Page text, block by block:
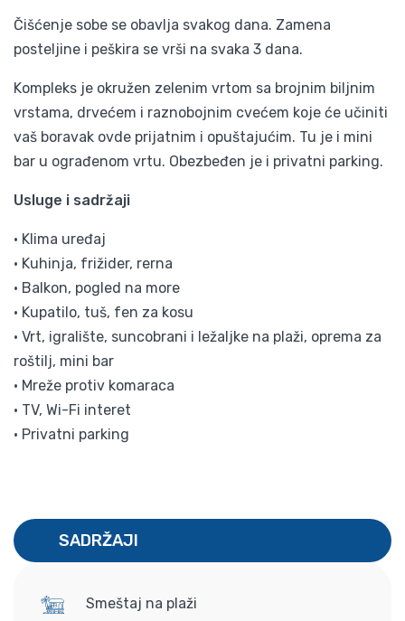
Čišćenje sobe se obavlja svakog dana. Zamena
posteljine i peškira se vrši na svaka 3 dana.
Kompleks je okružen zelenim vrtom sa brojnim biljnim
vrstama, drvećem i raznobojnim cvećem koje će učiniti
vaš boravak ovde prijatnim i opuštajućim. Tu je i mini
bar u ograđenom vrtu. Obezbeđen je i privatni parking.
Usluge i sadržaji
• Klima uređaj
• Kuhinja, frižider, rerna
• Balkon, pogled na more
• Kupatilo, tuš, fen za kosu
• Vrt, igralište, suncobrani i ležaljke na plaži, oprema za
roštilj, mini bar
• Mreže protiv komaraca
• TV, Wi-Fi interet
• Privatni parking
SADRŽAJI
Smeštaj na plaži